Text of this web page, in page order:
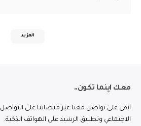
المزيد
معك اينما تكون..
ابقى على تواصل معنا عبر منصاتنا على التواصل
الاجتماعي وتطبيق الرشيد على الهواتف الذكية.